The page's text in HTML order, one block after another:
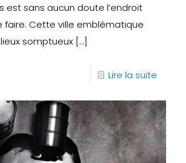
est sans aucun doute l’endroit
faire. Cette ville emblématique
somptueux […]
Lire la suite